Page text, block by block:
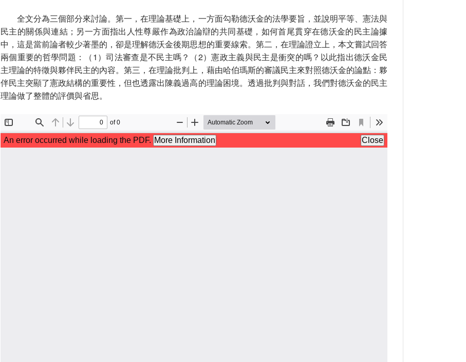
全文分為三個部分來討論。第一，在理論基礎上，一方面勾勒德沃金的法學要旨，並說明平等、憲法與
民主的關係與連結；另一方面指出人性尊嚴作為政治論辯的共同基礎，如何首尾貫穿在德沃金的民主論據
中，這是當前論者較少著墨的，卻是理解德沃金後期思想的重要線索。第二，在理論證立上，本文嘗試回答
兩個重要的哲學問題：（1）司法審查是不民主嗎？（2）憲政主義與民主是衝突的嗎？以此指出德沃金民
主理論的特徵與夥伴民主的內容。第三，在理論批判上，藉由哈伯瑪斯的審議民主來對照德沃金的論點：夥
伴民主突顯了憲政結構的重要性，但也透露出陳義過高的理論困境。透過批判與對話，我們對德沃金的民主
理論做了整體的評價與省思。